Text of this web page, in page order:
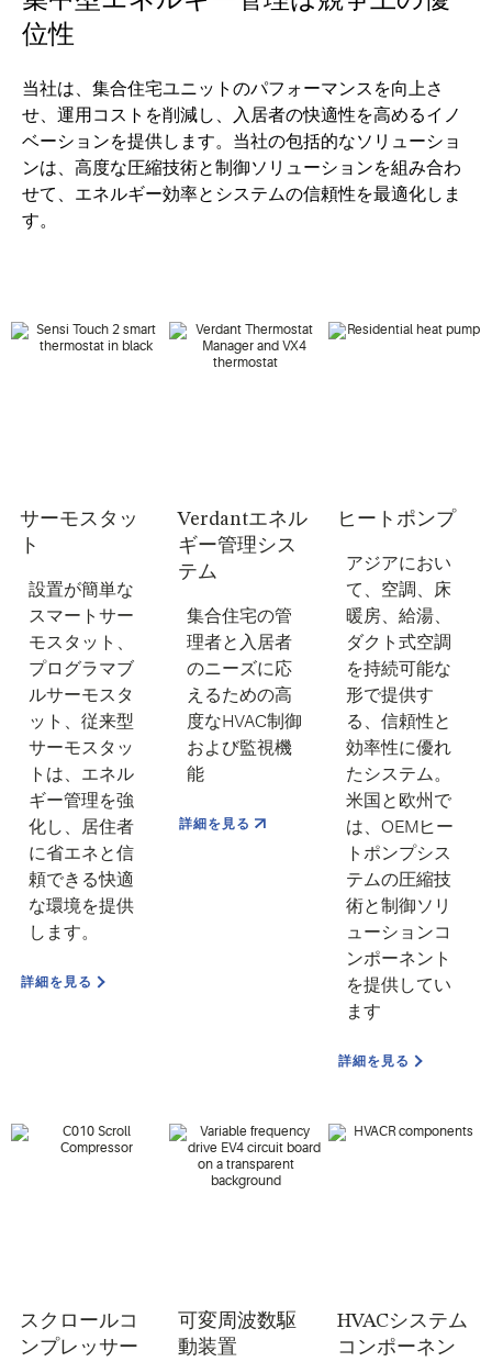
位性
当社は、 集合住宅ユニットのパフォーマンスを向上さ
せ、 運用 コスト を削減し、入居者の快適性を高めるイノ
ベーションを提供します。当社の包括的なソリューショ
ンは、 高度な圧縮技術と制御ソリューションを組み合わ
せて、 エネルギー効率と システムの信頼性を最適化しま
す。
サーモスタッ
ト
設置が簡単な
スマートサー
モスタット、
プログラマブ
ルサーモスタ
ット、従来型
サーモスタッ
トは、エネル
ギー管理を強
化し、居住者
に省エネと信
頼できる快適
な環境を提供
します。
詳細を見る
Verdantエネル
ギー管理シス
テム
集合住宅の管
理者と入居者
のニーズに応
えるための高
度なHVAC制御
および監視機
能
詳細を見る
ヒートポンプ
アジアにおい
て、空調、床
暖房、給湯、
ダクト式空調
を持続可能な
形で提供す
る、信頼性と
効率性に優れ
たシステム。
米国と欧州で
は、OEMヒー
トポンプシス
テムの圧縮技
術と制御ソリ
ューションコ
ンポーネント
を提供してい
ます
詳細を見る
スクロールコ
ンプレッサー
可変周波数駆
動装置
HVACシステム
コンポーネン